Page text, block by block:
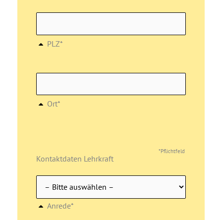
PLZ*
Ort*
*Pflichtfeld
Kontaktdaten Lehrkraft
Anrede*